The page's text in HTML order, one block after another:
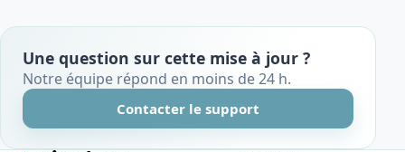
Une question sur cette mise à jour ?
Notre équipe répond en moins de 24 h.
Contacter le support